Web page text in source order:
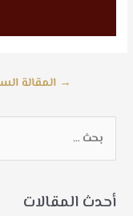
→ المقالة
أحدث المقالات